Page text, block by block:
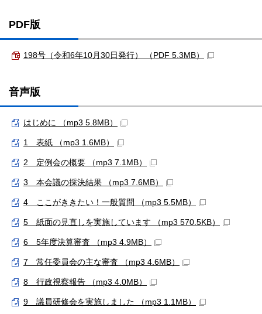
PDF版
198号（令和6年10月30日発行） （PDF 5.3MB）
音声版
はじめに （mp3 5.8MB）
1 表紙 （mp3 1.6MB）
2 定例会の概要 （mp3 7.1MB）
3 本会議の採決結果 （mp3 7.6MB）
4 ここがききたい！一般質問 （mp3 5.5MB）
5 紙面の見直しを実施しています （mp3 570.5KB）
6 5年度決算審査 （mp3 4.9MB）
7 常任委員会の主な審査 （mp3 4.6MB）
8 行政視察報告 （mp3 4.0MB）
9 議員研修会を実施しました （mp3 1.1MB）